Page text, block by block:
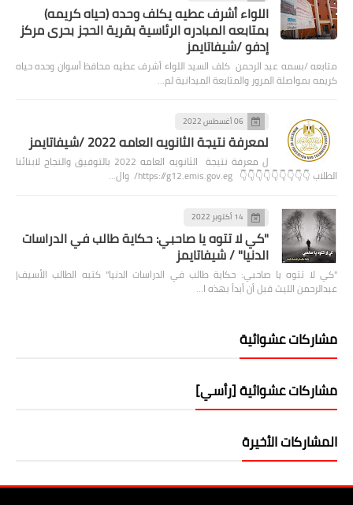
اللواء أشرف عطيه يكلف وحده (حياه كريمه)
بمتابعه المبادره الرئاسية بقرية الحجز بحرى مركز
إدفو /شيفاتايمز
متابعه /بسمه عبد الرحمن كلف السيد اللواء أشرف عطيه محافظ أسوان وحده حياه
كريمه بمواصلة المرور والمتابعة الميدانية لم…
06 أغسطس 2022
لمعرفة نتيجة الثانويه العامه 2022 /شيفاتايمز
ل معرفة نتيجة الثانويه العامه 2022 بالتوفيق والنجاح لابنائنا
الطلاب 👇👇👇👇👇👇👇👇👇 https://g12.emis.gov.eg/ وال…
14 أكتوبر 2022
"كي لا تتوه يا صاحبي: حكاية طالب في الدراسات
الدنيا" / شيفاتايمز
"كي لا تتوه يا صاحبي: حكاية طالب في الدراسات الدنيا" كتبه الطالب الأسيف|
عبدالرحمن الليث قبل أن أبدأ بهذه ا…
مشاركات عشوائية
مشاركات عشوائية [رأسي]
المشاركات الأخيرة